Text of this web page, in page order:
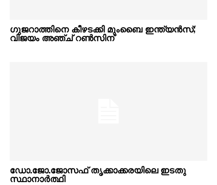
ഗുജറാത്തിനെ കീഴടക്കി മുംബൈ ഇന്ത്യൻസ്;
വിജയം അഞ്ച് റൺസിന്
ഡോ.ജോ.ജോസഫ് തൃക്കാക്കരയിലെ ഇടതു
സ്ഥാനാര്‍ത്ഥി